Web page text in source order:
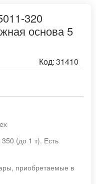
320
основа 5
Код:31410
(до 1 т). Есть
приобретаемые в